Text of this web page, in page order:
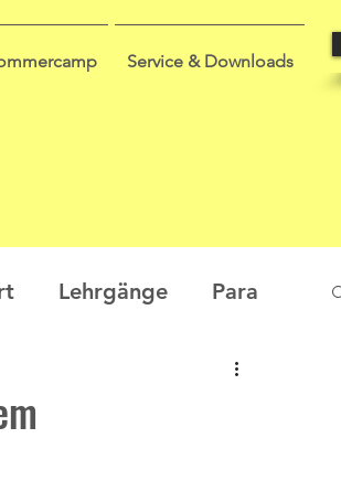
Service & Downloads
Lehrgänge Para